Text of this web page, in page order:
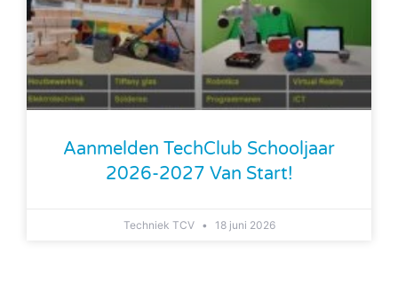
Aanmelden TechClub Schooljaar
2026-2027 Van Start!
Techniek TCV 18 juni 2026